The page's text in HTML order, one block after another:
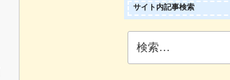
カ
イ
サイト内記事検索
索: